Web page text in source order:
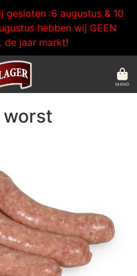
gesloten :6 augustus & 10
hebben wij GEEN
de jaar markt!
MAND
worst